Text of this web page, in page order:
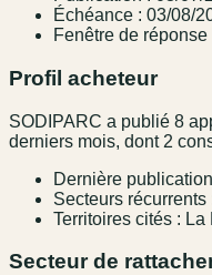
Échéance : 03/08/
Fenêtre de
Profil acheteur
SODIPARC a publié 8
derniers mois, dont 2
Dernière
Secteurs
Territoires cités : La
Secteur de